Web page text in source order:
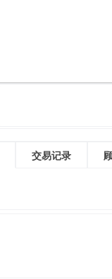
交易记录